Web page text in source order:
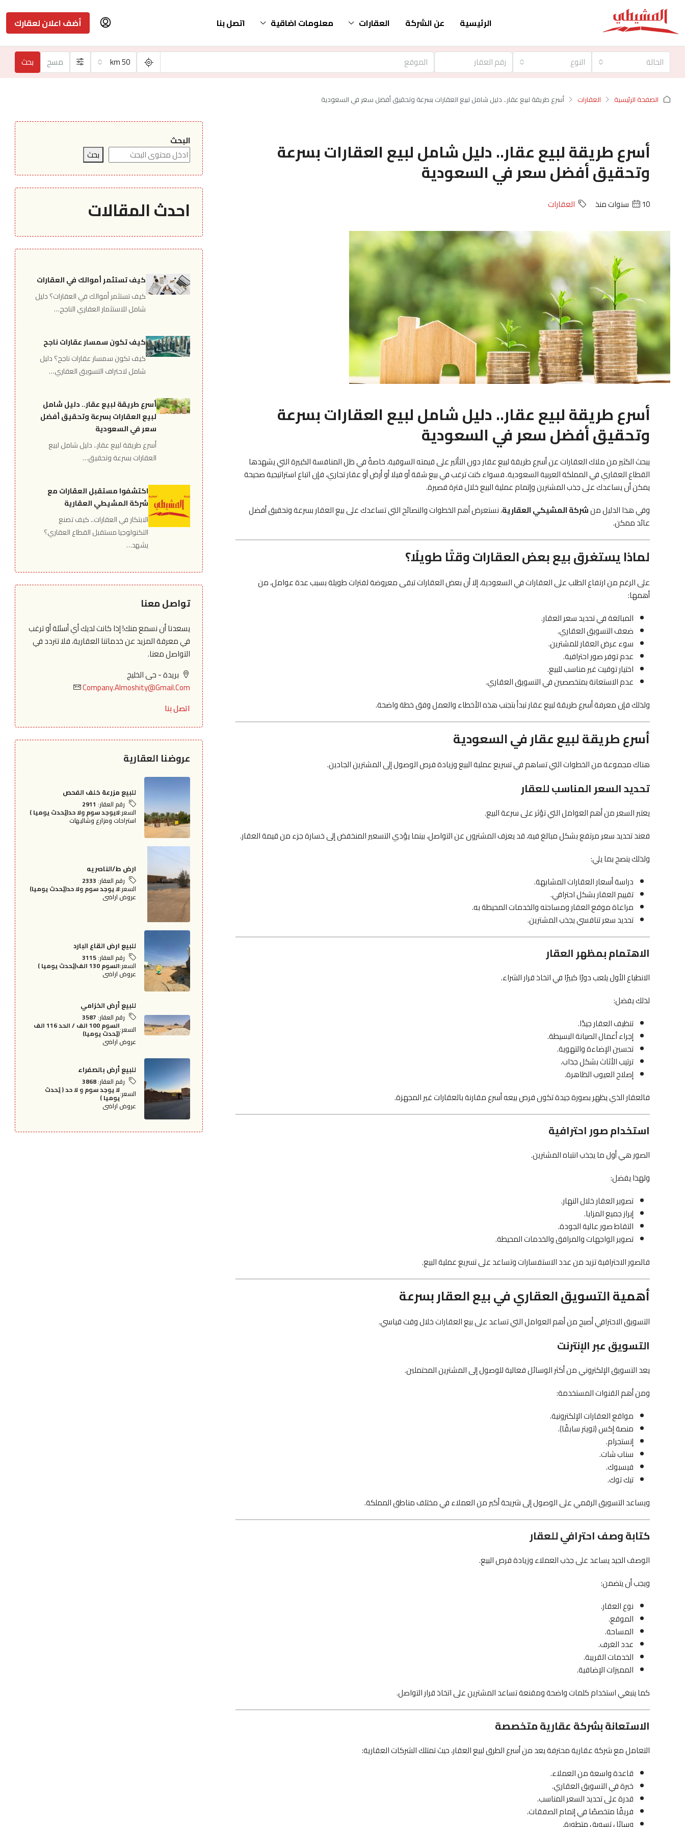
الرئيسية عن الشركة العقارات معلومات اضاقية اتصل بنا أضف اعلان لعقارك
الحالة النوع 50 km مسح بحث
الصفحة الرئيسية العقارات أسرع طريقة لبيع عقار.. دليل شامل لبيع العقارات بسرعة وتحقيق أفضل سعر في السعودية
أسرع طريقة لبيع عقار.. دليل شامل لبيع العقارات بسرعة
وتحقيق أفضل سعر في السعودية
10 سنوات منذ العقارات
أسرع طريقة لبيع عقار.. دليل شامل لبيع العقارات بسرعة
وتحقيق أفضل سعر في السعودية
يبحث الكثير من ملاك العقارات عن أسرع طريقة لبيع عقار دون التأثير على قيمته السوقية، خاصةً في ظل المنافسة الكبيرة التي يشهدها
القطاع العقاري في المملكة العربية السعودية. فسواء كنت ترغب في بيع شقة أو فيلا أو أرض أو عقار تجاري، فإن اتباع استراتيجية صحيحة
يمكن أن يساعدك على جذب المشترين وإتمام عملية البيع خلال فترة قصيرة.
وفي هذا الدليل منشركة المشيكي العقارية، نستعرض أهم الخطوات والنصائح التي تساعدك على بيع العقار بسرعة وتحقيق أفضل
عائد ممكن.
لماذا يستغرق بيع بعض العقارات وقتًا طويلًا؟
على الرغم من ارتفاع الطلب على العقارات في السعودية، إلا أن بعض العقارات تبقى معروضة لفترات طويلة بسبب عدة عوامل، من
أهمها:
المبالغة في تحديد سعر العقار.
ضعف التسويق العقاري.
سوء عرض العقار للمشترين.
عدم توفر صور احترافية.
اختيار توقيت غير مناسب للبيع.
عدم الاستعانة بمتخصصين في التسويق العقاري.
ولذلك فإن معرفة أسرع طريقة لبيع عقار تبدأ بتجنب هذه الأخطاء والعمل وفق خطة واضحة.
أسرع طريقة لبيع عقار في السعودية
هناك مجموعة من الخطوات التي تساهم في تسريع عملية البيع وزيادة فرص الوصول إلى المشترين الجادين.
تحديد السعر المناسب للعقار
يعتبر السعر من أهم العوامل التي تؤثر على سرعة البيع.
فعند تحديد سعر مرتفع بشكل مبالغ فيه، قد يعزف المشترون عن التواصل، بينما يؤدي التسعير المنخفض إلى خسارة جزء من قيمة العقار.
ولذلك ينصح بما يلي:
دراسة أسعار العقارات المشابهة.
تقييم العقار بشكل احترافي.
مراعاة موقع العقار ومساحته والخدمات المحيطة به.
تحديد سعر تنافسي يجذب المشترين.
الاهتمام بمظهر العقار
الانطباع الأول يلعب دورًا كبيرًا في اتخاذ قرار الشراء.
لذلك يفضل:
تنظيف العقار جيدًا.
إجراء أعمال الصيانة البسيطة.
تحسين الإضاءة والتهوية.
ترتيب الأثاث بشكل جذاب.
إصلاح العيوب الظاهرة.
فالعقار الذي يظهر بصورة جيدة تكون فرص بيعه أسرع مقارنة بالعقارات غير المجهزة.
استخدام صور احترافية
الصور هي أول ما يجذب انتباه المشترين.
ولهذا يفضل:
تصوير العقار خلال النهار.
إبراز جميع المزايا.
التقاط صور عالية الجودة.
تصوير الواجهات والمرافق والخدمات المحيطة.
فالصور الاحترافية تزيد من عدد الاستفسارات وتساعد على تسريع عملية البيع.
أهمية التسويق العقاري في بيع العقار بسرعة
التسويق الاحترافي أصبح من أهم العوامل التي تساعد على بيع العقارات خلال وقت قياسي.
التسويق عبر الإنترنت
يعد التسويق الإلكتروني من أكثر الوسائل فعالية للوصول إلى المشترين المحتملين.
ومن أهم القنوات المستخدمة:
مواقع العقارات الإلكترونية.
منصة إكس (تويتر سابقًا).
إنستجرام.
سناب شات.
فيسبوك.
تيك توك.
ويساعد التسويق الرقمي على الوصول إلى شريحة أكبر من العملاء في مختلف مناطق المملكة.
كتابة وصف احترافي للعقار
الوصف الجيد يساعد على جذب العملاء وزيادة فرص البيع.
ويجب أن يتضمن:
نوع العقار.
الموقع.
المساحة.
عدد الغرف.
الخدمات القريبة.
المميزات الإضافية.
كما ينبغي استخدام كلمات واضحة ومقنعة تساعد المشترين على اتخاذ قرار التواصل.
الاستعانة بشركة عقارية متخصصة
التعامل مع شركة عقارية محترفة يعد من أسرع الطرق لبيع العقار، حيث تمتلك الشركات العقارية:
قاعدة واسعة من العملاء.
خبرة في التسويق العقاري.
قدرة على تحديد السعر المناسب.
فريقًا متخصصًا في إتمام الصفقات.
البحث
بحث
احدث المقالات
كيف تستثمر أموالك في العقارات
كيف تستثمر أموالك في العقارات؟ دليل
شامل للاستثمار العقاري الناجح…
كيف تكون سمسار عقارات ناجح
كيف تكون سمسار عقارات ناجح؟ دليل
شامل لاحتراف التسويق العقاري…
أسرع طريقة لبيع عقار.. دليل شامل
لبيع العقارات بسرعة وتحقيق أفضل
سعر في السعودية
أسرع طريقة لبيع عقار.. دليل شامل لبيع
العقارات بسرعة وتحقيق…
اكتشفوا مستقبل العقارات مع
شركة المشيطي العقارية
الابتكار في العقارات.. كيف تصنع
التكنولوجيا مستقبل القطاع العقاري؟
يشهد…
تواصل معنا
يسعدنا أن نسمع منك! إذا كانت لديك أي أسئلة أو ترغب
في معرفة المزيد عن خدماتنا العقارية، فلا تتردد في
التواصل معنا.
بريدة - حى الخليج
Company.Almoshity@Gmail.Com
اتصل بنا
عروضنا العقارية
للبيع مزرعة خلف الفحص
رقم العقار: 2911
السعر:لايوجد سوم ولا حد(يُحدث يوميا )
استراحات ومزارع وشاليهات
ارض ط/الناصريه
رقم العقار:2333
السعر:لا يوجد سوم ولا حد(يُحدث يوميا)
عروض اراضى
للبيع ارض القاع البارد
رقم العقار:3115
السعر:السوم 130 الف(يُحدث يوميا )
عروض اراضى
للبيع أرض الخزامي
رقم العقار:3587
السعر:
السوم 100 الف / الحد 116 الف
(يُحدث يوميا)
عروض اراضى
للبيع أرض بالصفراء
رقم العقار:3868
السعر:لا يوجد سوم و لا حد ( يُحدث
يوميا )
عروض اراضى